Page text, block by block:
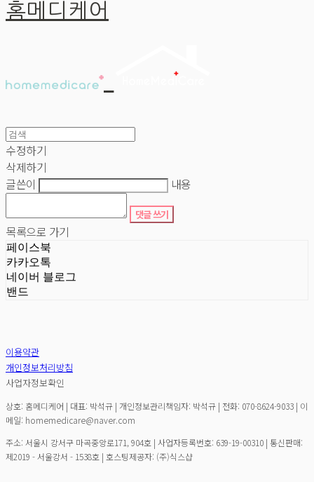
홈메디케어
수정하기
삭제하기
글쓴이
내용
댓글 쓰기
목록으로 가기
페이스북
카카오톡
네이버 블로그
밴드
이용약관
개인정보처리방침
사업자정보확인
상호: 홈메디케어 | 대표: 박석규 | 개인정보관리책임자: 박석규 | 전화: 070-8624-9033 | 이
메일: homemedicare@naver.com
주소: 서울시 강서구 마곡중앙로171, 904호 | 사업자등록번호: 639-19-00310 | 통신판매:
제2019 - 서울강서 - 1538호 | 호스팅제공자: (주)식스샵